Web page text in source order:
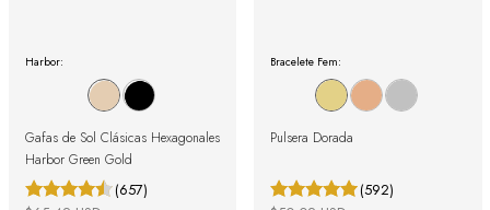
Harbor:
Gafas de Sol Clásicas Hexagonales
Harbor Green Gold
(657)
Bracelete Fem:
Pulsera Dorada
(592)